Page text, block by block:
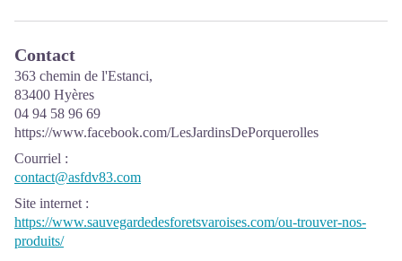
Contact
363 chemin de l'Estanci,
83400 Hyères
04 94 58 96 69
https://www.facebook.com/LesJardinsDePorquerolles
Courriel :
contact@asfdv83.com
Site internet :
https://www.sauvegardedesforetsvaroises.com/ou-trouver-nos-
produits/